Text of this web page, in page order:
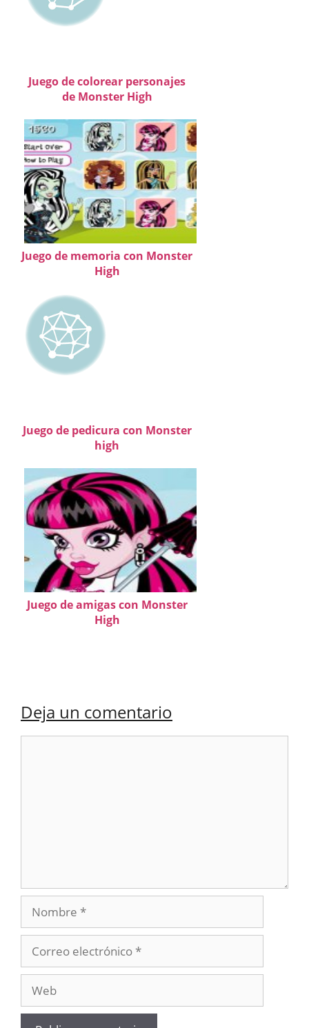
Juego de colorear personajes
de Monster High
Juego de memoria con Monster
High
Juego de pedicura con Monster
high
Juego de amigas con Monster
High
Deja un comentario
Nombre
electrónico